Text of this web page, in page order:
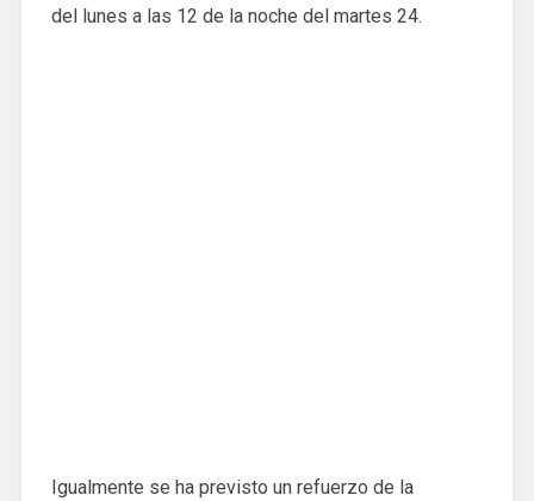
del lunes a las 12 de la noche del martes 24.
Igualmente se ha previsto un refuerzo de la